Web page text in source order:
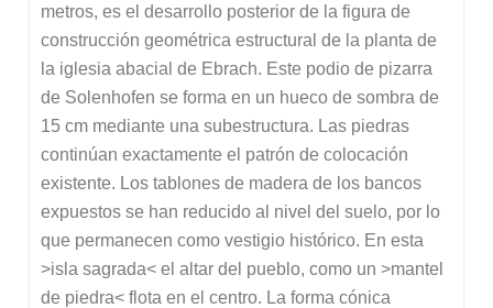
metros, es el desarrollo posterior de la figura de
construcción geométrica estructural de la planta de
la iglesia abacial de Ebrach. Este podio de pizarra
de Solenhofen se forma en un hueco de sombra de
15 cm mediante una subestructura. Las piedras
continúan exactamente el patrón de colocación
existente. Los tablones de madera de los bancos
expuestos se han reducido al nivel del suelo, por lo
que permanecen como vestigio histórico. En esta
>isla sagrada< el altar del pueblo, como un >mantel
de piedra< flota en el centro. La forma cónica